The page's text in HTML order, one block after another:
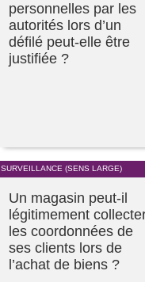
personnelles par les
autorités lors d’un
défilé peut-elle être
justifiée ?
SURVEILLANCE (SENS LARGE)
Un magasin peut-il
légitimement
les coordonnées de
ses clients lors de
l’achat de biens ?